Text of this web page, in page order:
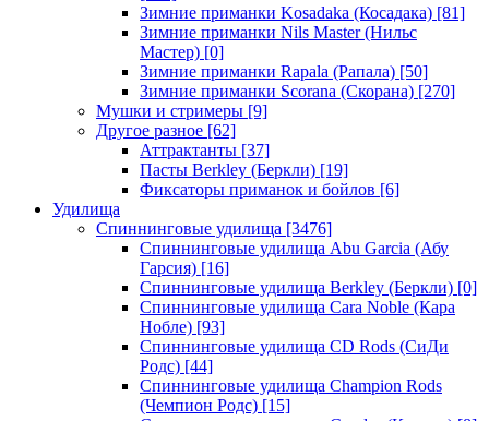
Зимние приманки Kosadaka (Косадака) [81]
Зимние приманки Nils Master (Нильс
Мастер) [0]
Зимние приманки Rapala (Рапала) [50]
Зимние приманки Scorana (Скорана) [270]
Мушки и стримеры [9]
Другое разное [62]
Аттрактанты [37]
Пасты Berkley (Беркли) [19]
Фиксаторы приманок и бойлов [6]
Удилища
Спиннинговые удилища [3476]
Спиннинговые удилища Abu Garcia (Абу
Гарсия) [16]
Спиннинговые удилища Berkley (Беркли) [0]
Спиннинговые удилища Cara Noble (Кара
Нобле) [93]
Спиннинговые удилища CD Rods (СиДи
Родс) [44]
Спиннинговые удилища Champion Rods
(Чемпион Родс) [15]